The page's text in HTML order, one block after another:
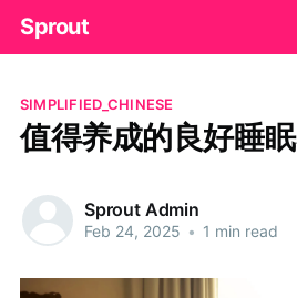
Sprout
SIMPLIFIED_CHINESE
值得养成的良好睡
Sprout Admin
Feb 24, 2025 • 1 min read